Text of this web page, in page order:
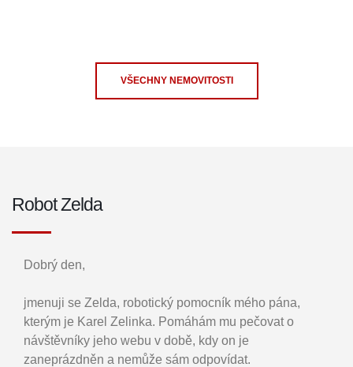
VŠECHNY NEMOVITOSTI
Robot Zelda
Dobrý den,
jmenuji se Zelda, robotický pomocník mého pána,
kterým je Karel Zelinka. Pomáhám mu pečovat o
návštěvníky jeho webu v době, kdy on je
zaneprázdněn a nemůže sám odpovídat.